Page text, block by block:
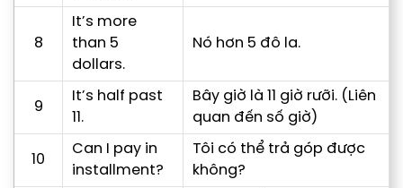
8
It’s more
than 5
dollars.
Nó hơn 5 đô la.
9
It’s half past
11.
Bây giờ là 11 giờ rưỡi. (Liên
quan đến số giờ)
10
Can I pay in
installment?
Tôi có thể trả góp được
không?